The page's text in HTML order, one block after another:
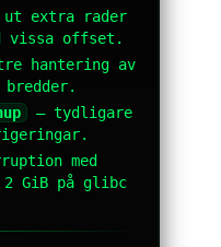
extra rader
vissa offset.
hantering av
— tydligare
med
GiB på glibc